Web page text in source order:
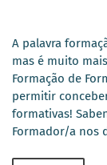
A palavra
mas é muito
Formação de
permitir
formativas!
Formador/a nos